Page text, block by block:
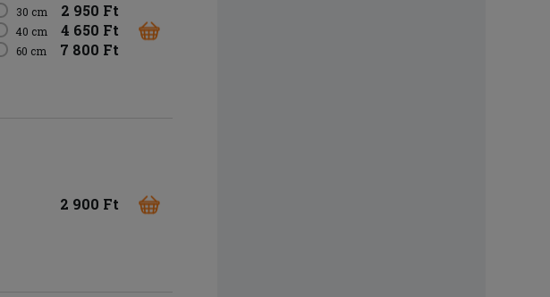
30 cm 2 950 Ft
40 cm 4 650 Ft
60 cm 7 800 Ft
2 900 Ft